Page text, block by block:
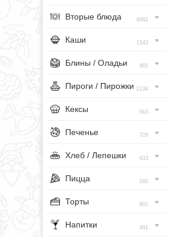
Вторые блюда 4682
Каши 1543
Блины / Оладьи 965
Пироги / Пирожки 2134
Кексы 563
Печенье 728
Хлеб / Лепешки 433
Пицца 260
Торты 801
Напитки 491